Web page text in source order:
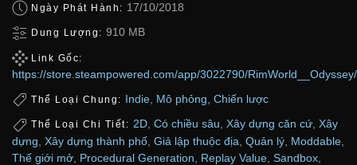
Ngày Phát Hành: 17/10/2018
Dung Lượng: 910 MB
Link Gốc:
https://store.steampowered.com/app/3022790/RimWorld__Odyssey/
Thể Loại Chung: Indie Mô phỏng Chiến lược
Thể Loại Chi Tiết: 2D, Có chiều sâu, Xây dựng căn cứ, Xây
dựng Xây dựng thành phố Giả lập thuộc địa Quản lý Moddable
Thế giới mở Procedural Generation Replay Value Sandbox